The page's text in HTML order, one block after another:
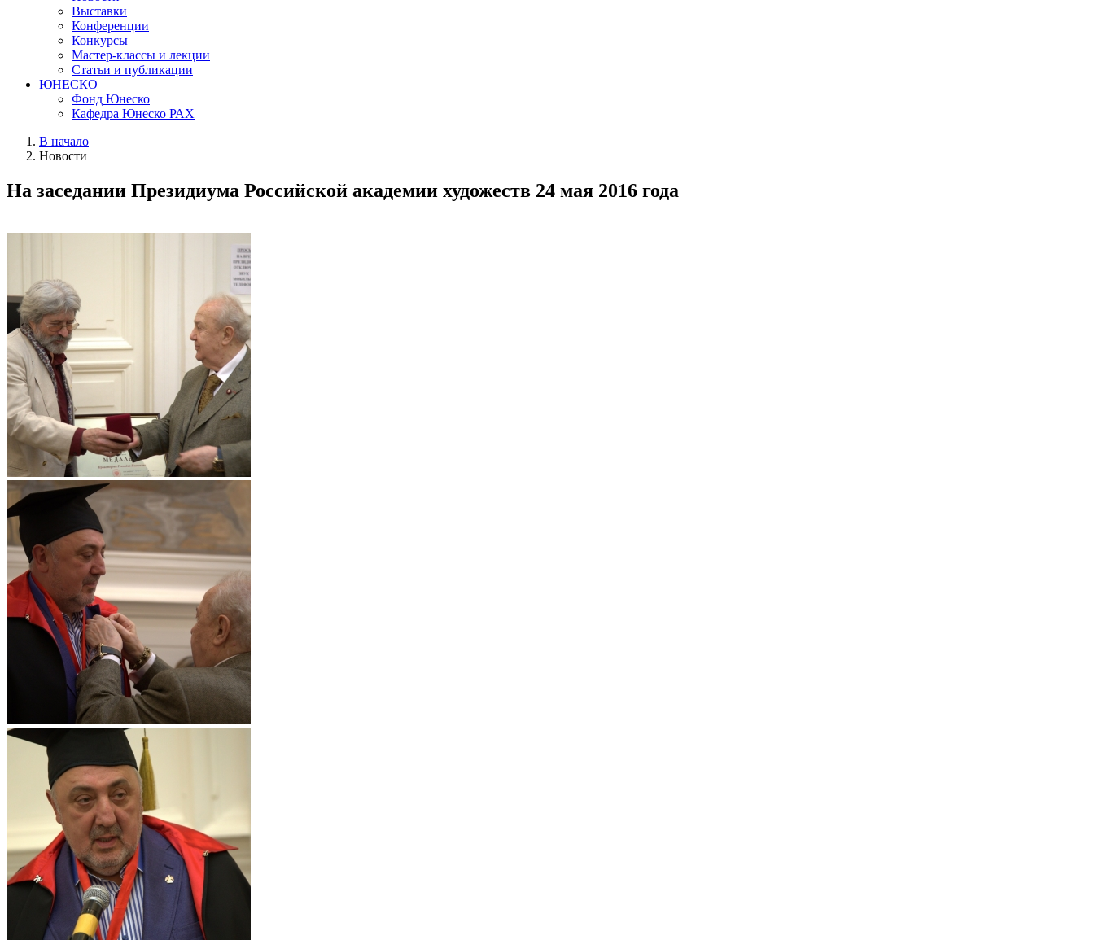
Выставки
Конференции
Конкурсы
Мастер-классы и лекции
Статьи и публикации
ЮНЕСКО
Фонд Юнеско
Кафедра Юнеско РАХ
В начало
Новости
На заседании Президиума Российской академии художеств 24 мая 2016 года